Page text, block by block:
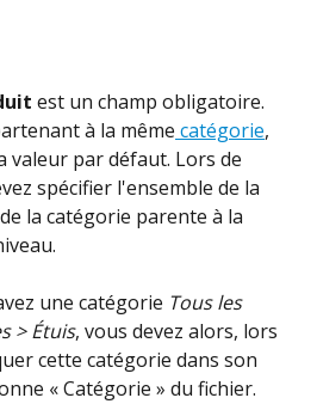
est un champ obligatoire.
à la même catégorie,
valeur par défaut. Lors de
spécifier l'ensemble de la
la catégorie parente à la
une catégorie Tous les
> Étuis, vous devez alors, lors
cette catégorie dans son
« Catégorie » du fichier.